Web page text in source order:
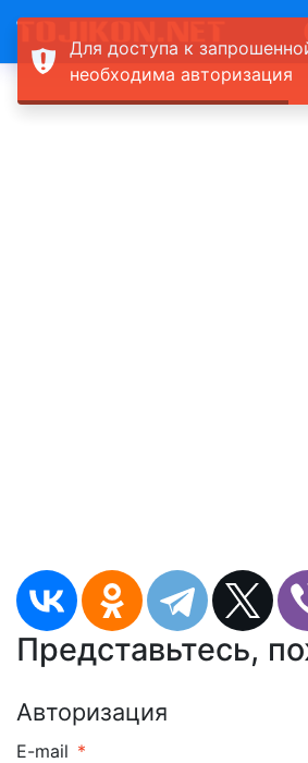
Представьтесь,
Авторизация
E-mail
Для доступа к
необходима авторизация